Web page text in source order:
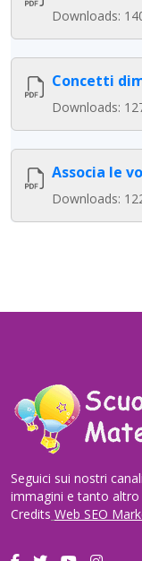
Downloads:
Concetti
Downloads:
Associa le
Downloads:
Seguici sui nostri
immagini e tanto altro
Credits Web SEO